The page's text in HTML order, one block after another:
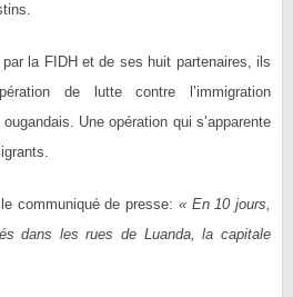
la FIDH et de ses huit partenaires, ils
de lutte contre l’immigration
Une opération qui s’apparente
communiqué de presse: « En 10 jours,
dans les rues de Luanda, la capitale